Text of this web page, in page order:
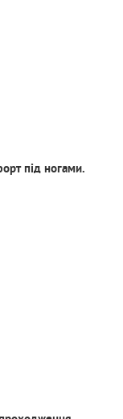
під ногами.